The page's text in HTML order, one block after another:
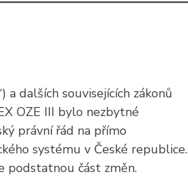
a dalších souvisejících zákonů
OZE III bylo nezbytné
právní řád na přímo
systému v České republice.
podstatnou část změn.